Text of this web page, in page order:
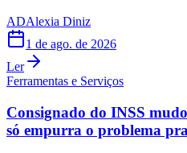
ADAlexia Diniz
1 de ago. de 2026
Ler
Ferramentas e Serviços
Consignado do INSS
só empurra o problema